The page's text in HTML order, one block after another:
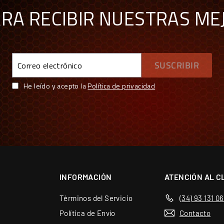
CON GARANTÍAS
y Portugal — más de 70 marcas
todos los productos
RECIBIR NUESTRAS
electrónico
SUSCRIBIR
He leído y acepto laPolítica de privacidad
INFORMACIÓN
Términos del Servicio
Política de Envío
ATENCIÓN AL
(34) 93 131
Contacto